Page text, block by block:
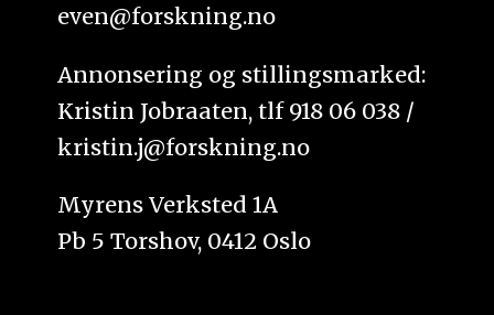
even@forskning.no
Annonsering og stillingsmarked:
Kristin Jobraaten, tlf 918 06 038 /
kristin.j@forskning.no
Myrens Verksted 1A
Pb 5 Torshov, 0412 Oslo